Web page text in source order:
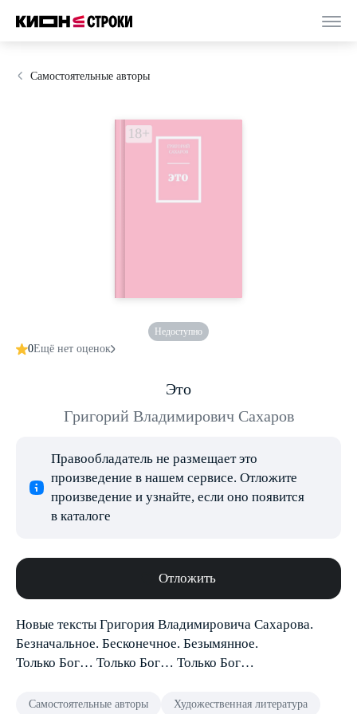
Самостоятельные авторы
Недоступно
0Ещё нет оценок
Это
Григорий Владимирович Сахаров
Правообладатель не размещает это
произведение в нашем сервисе. Отложите
произведение и узнайте, если оно появится
в каталоге
Отложить
Новые тексты Григория Владимировича Сахарова.
Безначальное. Бесконечное. Безымянное.
Только Бог… Только Бог… Только Бог…
Самостоятельные авторы Художественная литература